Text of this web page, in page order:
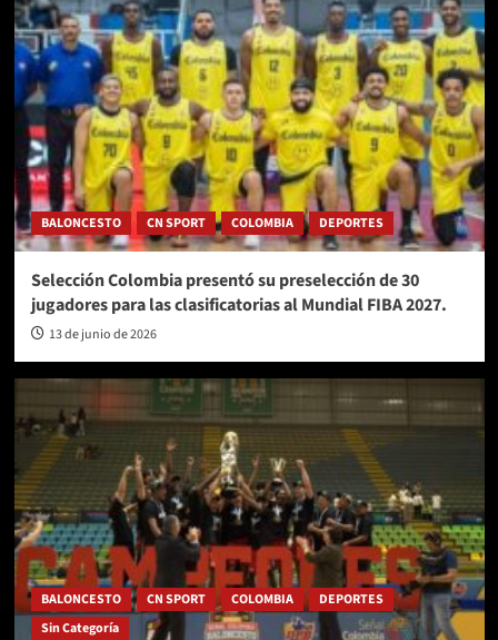
BALONCESTO CN SPORT COLOMBIA DEPORTES
Selección Colombia presentó su preselección de 30
jugadores para las clasificatorias al Mundial FIBA 2027.
13 de junio de 2026
BALONCESTO CN SPORT COLOMBIA
DEPORTES
Sin Categoría